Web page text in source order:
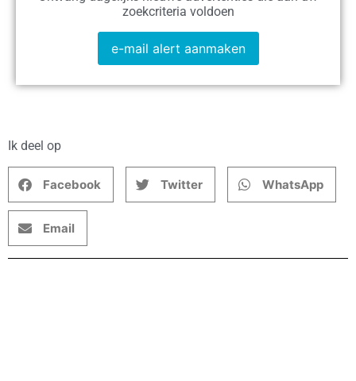
zoekcriteria voldoen
e-mail alert aanmaken
Ik deel op
Facebook Twitter WhatsApp
Email